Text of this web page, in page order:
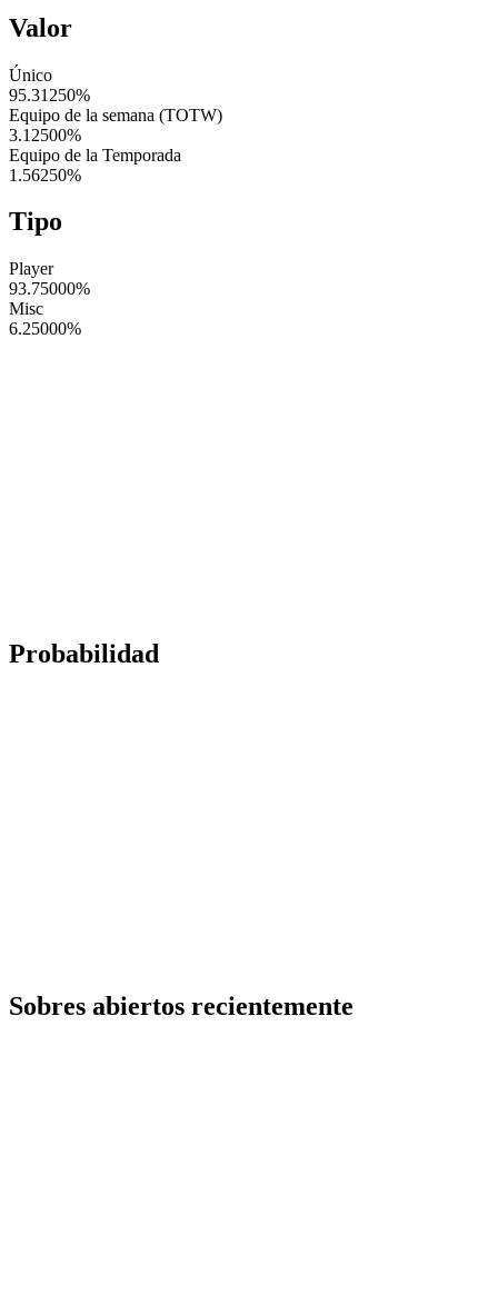
Valor
Único
95.31250%
Equipo de la semana (TOTW)
3.12500%
Equipo de la Temporada
1.56250%
Tipo
Player
93.75000%
Misc
6.25000%
Probabilidad
Sobres abiertos recientemente